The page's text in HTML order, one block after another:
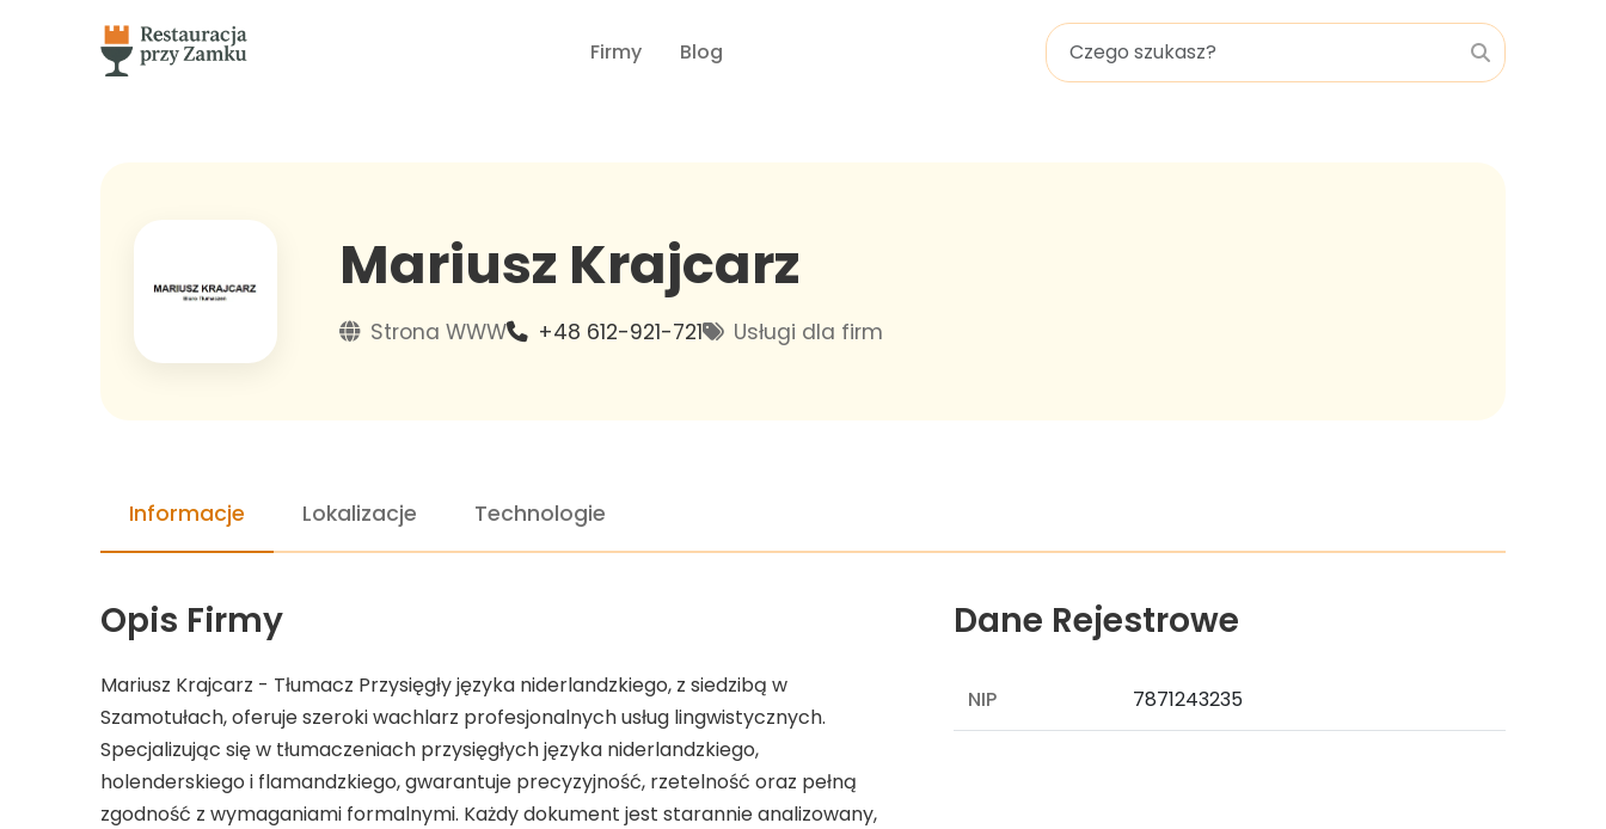
Firmy Blog
Mariusz Krajcarz
Strona WWW +48 612-921-721 Usługi dla firm
Informacje Lokalizacje Technologie
Opis Firmy
Mariusz Krajcarz - Tłumacz Przysięgły języka niderlandzkiego, z siedzibą w
Szamotułach, oferuje szeroki wachlarz profesjonalnych usług lingwistycznych.
Specjalizując się w tłumaczeniach przysięgłych języka niderlandzkiego,
holenderskiego i flamandzkiego, gwarantuje precyzyjność, rzetelność oraz pełną
zgodność z wymaganiami formalnymi. Każdy dokument jest starannie analizowany,
Dane Rejestrowe
NIP 7871243235